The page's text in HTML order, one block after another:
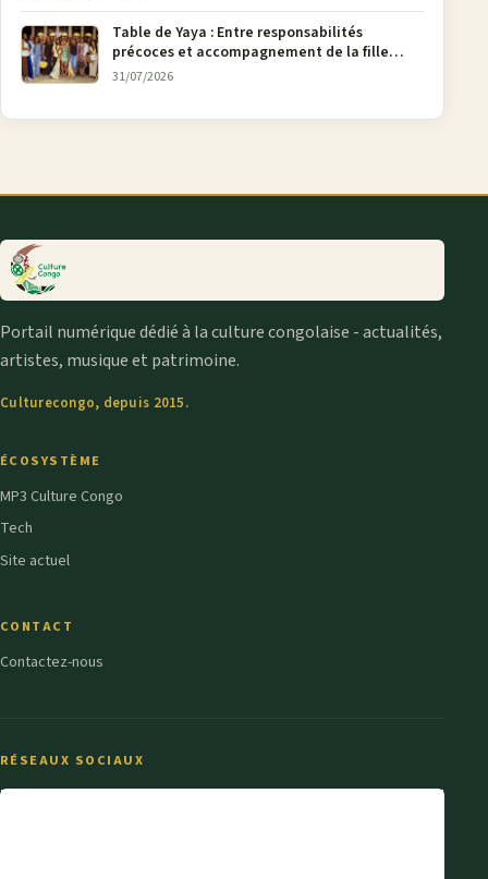
Table de Yaya : Entre responsabilités
précoces et accompagnement de la fille
aînée, la diaspora en débat
31/07/2026
Portail numérique dédié à la culture congolaise - actualités,
artistes, musique et patrimoine.
Culturecongo, depuis 2015.
ÉCOSYSTÈME
MP3 Culture Congo
Tech
Site actuel
CONTACT
Contactez-nous
RÉSEAUX SOCIAUX